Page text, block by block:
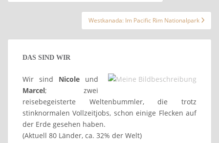
Westkanada: Im Pacific Rim Nationalpark
DAS SIND WIR
Wir sind Nicole und
Marcel; zwei
reisebegeisterte Weltenbummler, die trotz
stinknormalen Vollzeitjobs, schon einige Flecken auf
der Erde gesehen haben.
(Aktuell 80 Länder, ca. 32% der Welt)